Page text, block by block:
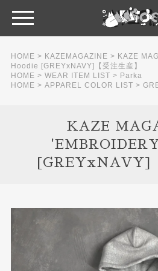
HOME > KAZEMAGAZINE > KAZE
Hoodie [GREYxNAVY]【受注生産】
HOME > WEAR ITEM LIST > Parka
HOME > APPAREL COLOR LIST >
KAZE
[GREYxNAVY]